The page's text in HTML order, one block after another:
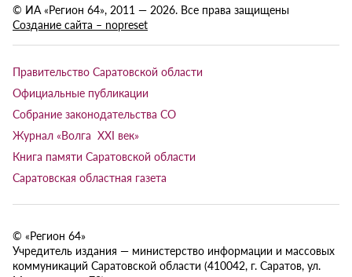
© ИА «Регион 64», 2011 — 2026. Все права защищены
Создание сайта – nopreset
Правительство Саратовской области
Официальные публикации
Собрание законодательства СО
Журнал «Волга XXI век»
Книга памяти Саратовской области
Саратовская областная газета
© «Регион 64»
Учредитель издания — министерство информации и массовых
коммуникаций Саратовской области (410042, г. Саратов, ул.